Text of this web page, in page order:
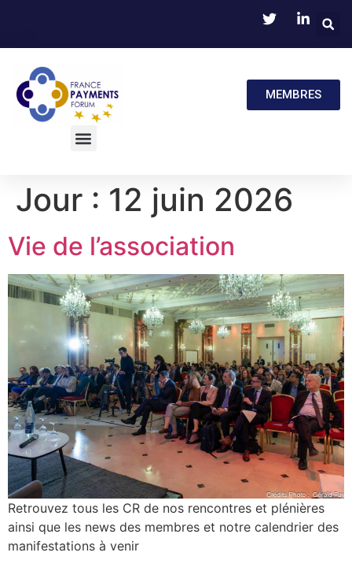
MEMBRES
Jour : 12 juin 2026
Vie de l’association
Retrouvez tous les CR de nos rencontres et plénières
ainsi que les news des membres et notre calendrier des
manifestations à venir